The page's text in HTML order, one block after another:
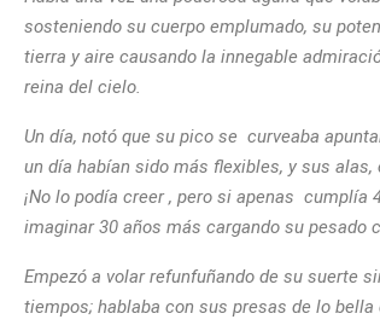
sosteniendo su cuerpo emplumado, su
tierra y aire causando la innegable
reina del cielo.
Un día, notó que su pico se curveaba
un día habían sido más flexibles, y sus
¡No lo podía creer , pero si apenas cumplía
imaginar 30 años más cargando su pesado
Empezó a volar refunfuñando de su suerte
tiempos; hablaba con sus presas de lo